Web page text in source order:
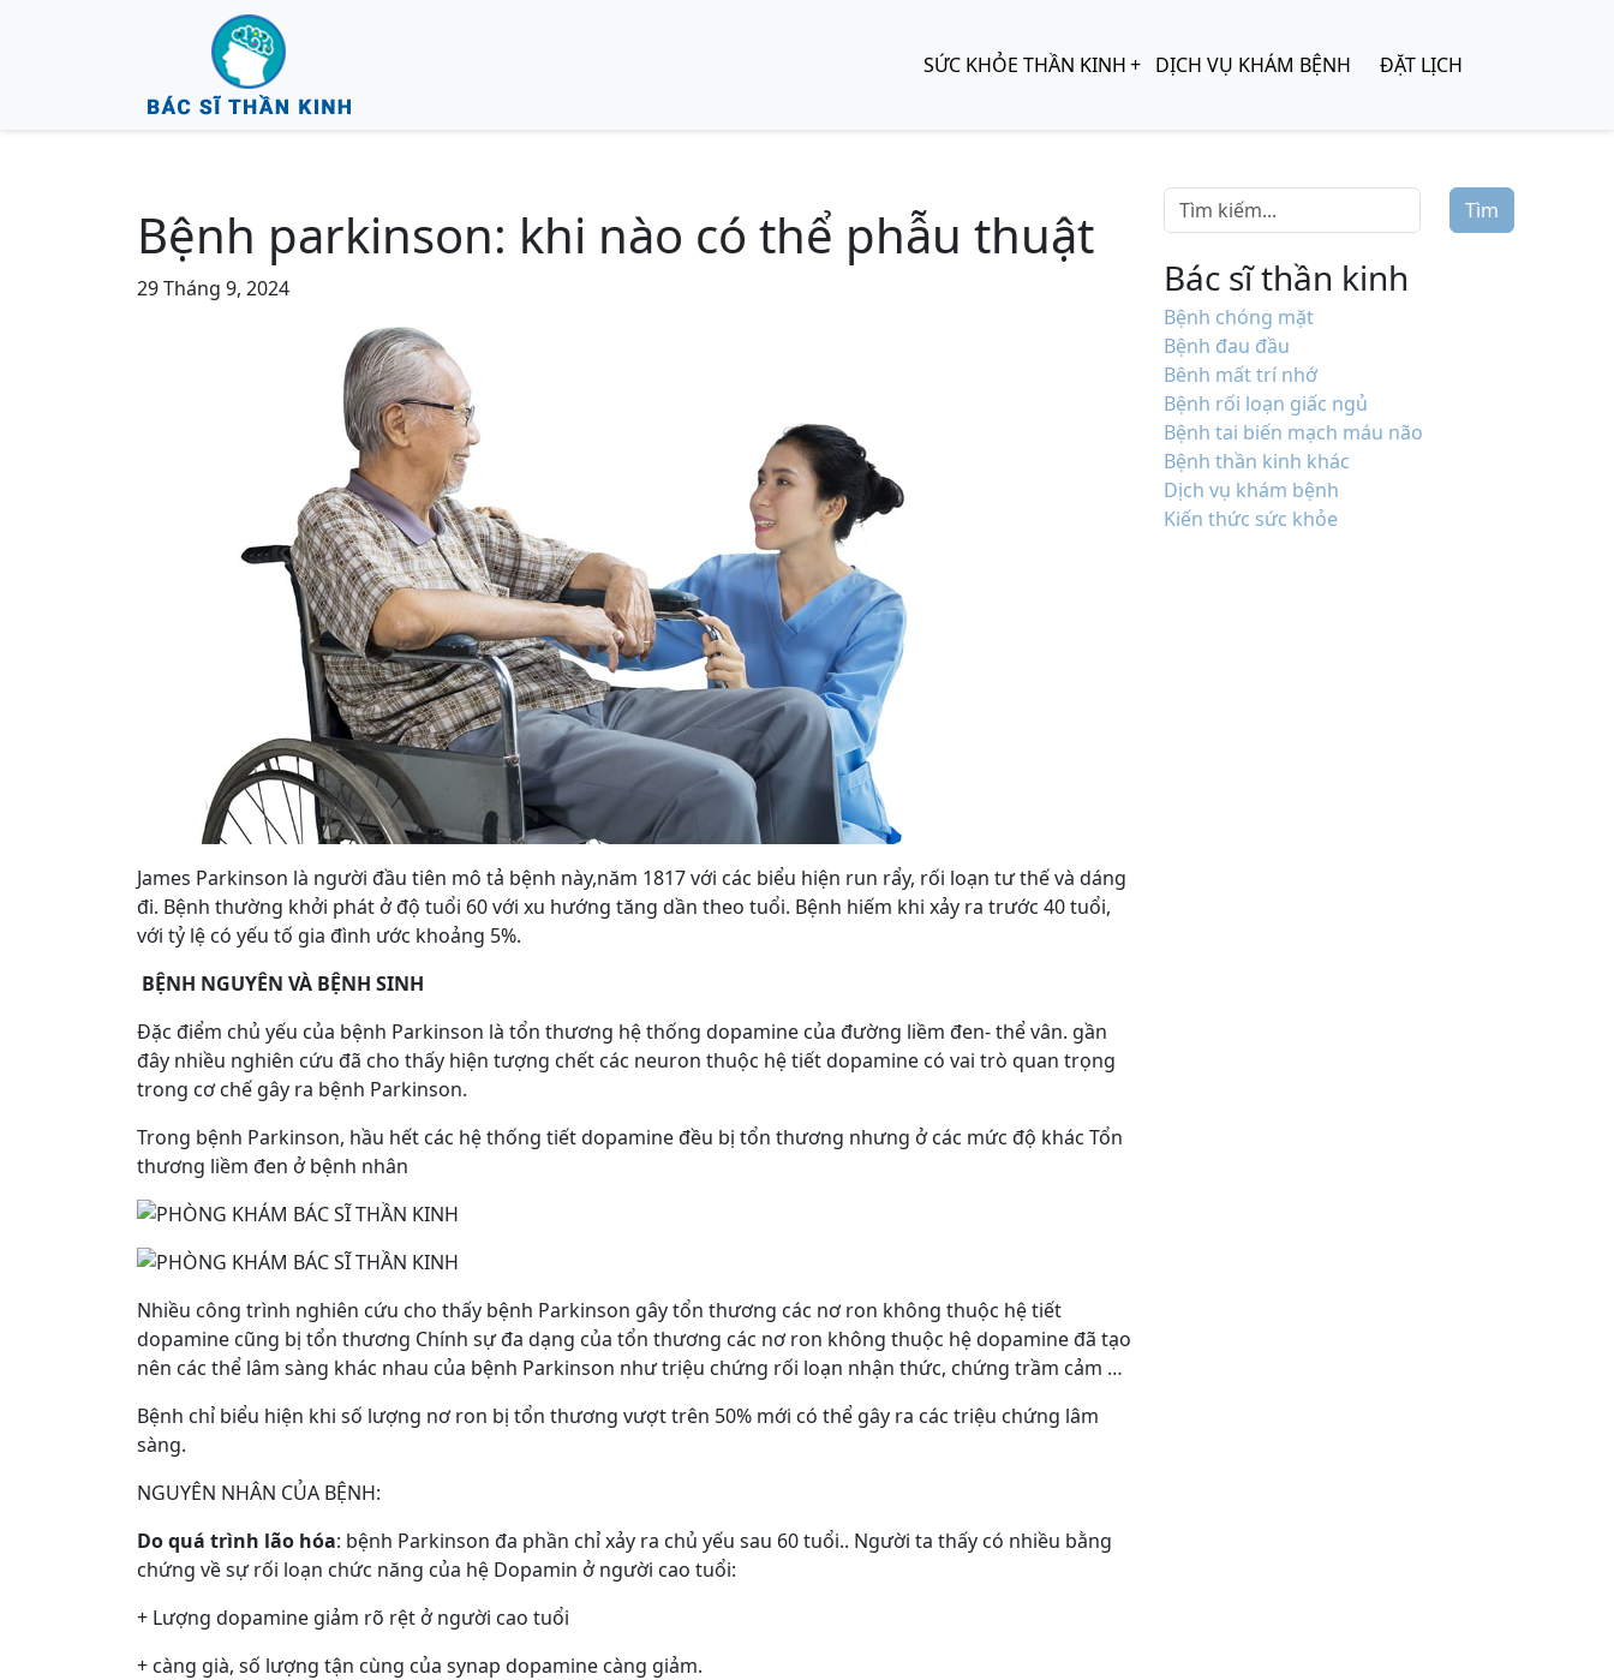
SỨC KHỎE THẦN KINH DỊCH VỤ KHÁM BỆNH ĐẶT LỊCH
Bệnh parkinson: khi nào có thể phẫu thuật
29 Tháng 9, 2024
James Parkinson là người đầu tiên mô tả bệnh này,năm 1817 với các biểu hiện run rẩy, rối loạn tư thế và dáng
đi. Bệnh thường khởi phát ở độ tuổi 60 với xu hướng tăng dần theo tuổi. Bệnh hiếm khi xảy ra trước 40 tuổi,
với tỷ lệ có yếu tố gia đình ước khoảng 5%.
BỆNH NGUYÊN VÀ BỆNH SINH
Đặc điểm chủ yếu của bệnh Parkinson là tổn thương hệ thống dopamine của đường liềm đen- thể vân. gần
đây nhiều nghiên cứu đã cho thấy hiện tượng chết các neuron thuộc hệ tiết dopamine có vai trò quan trọng
trong cơ chế gây ra bệnh Parkinson.
Trong bệnh Parkinson, hầu hết các hệ thống tiết dopamine đều bị tổn thương nhưng ở các mức độ khác Tổn
thương liềm đen ở bệnh nhân
Nhiều công trình nghiên cứu cho thấy bệnh Parkinson gây tổn thương các nơ ron không thuộc hệ tiết
dopamine cũng bị tổn thương Chính sự đa dạng của tổn thương các nơ ron không thuộc hệ dopamine đã tạo
nên các thể lâm sàng khác nhau của bệnh Parkinson như triệu chứng rối loạn nhận thức, chứng trầm cảm …
Bệnh chỉ biểu hiện khi số lượng nơ ron bị tổn thương vượt trên 50% mới có thể gây ra các triệu chứng lâm
sàng.
NGUYÊN NHÂN CỦA BỆNH:
Do quá trình lão hóa: bệnh Parkinson đa phần chỉ xảy ra chủ yếu sau 60 tuổi.. Người ta thấy có nhiều bằng
chứng về sự rối loạn chức năng của hệ Dopamin ở người cao tuổi:
+ Lượng dopamine giảm rõ rệt ở người cao tuổi
+ càng già, số lượng tận cùng của synap dopamine càng giảm.
Tìm
Bác sĩ thần kinh
Bệnh chóng mặt
Bệnh đau đầu
Bênh mất trí nhớ
Bệnh rối loạn giấc ngủ
Bệnh tai biến mạch máu não
Bệnh thần kinh khác
Dịch vụ khám bệnh
Kiến thức sức khỏe